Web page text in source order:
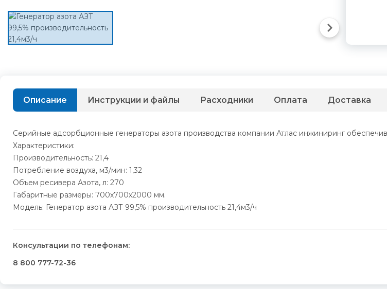
Описание
Серийные адсорбционные генераторы азота производства компании Атлас инжиниринг
Характеристики:
Производительность: 21,4
Потребление воздуха, м3/мин: 1,32
Объем ресивера Азота, л: 270
Габаритные размеры: 700х700х2000 мм.
Модель: Генератор азота АЗТ 99,5% производительность 21,4м3/ч
Инструкции и файлы Расходники Оплата Доставка
Консультации по телефонам:
8 800 777-72-36